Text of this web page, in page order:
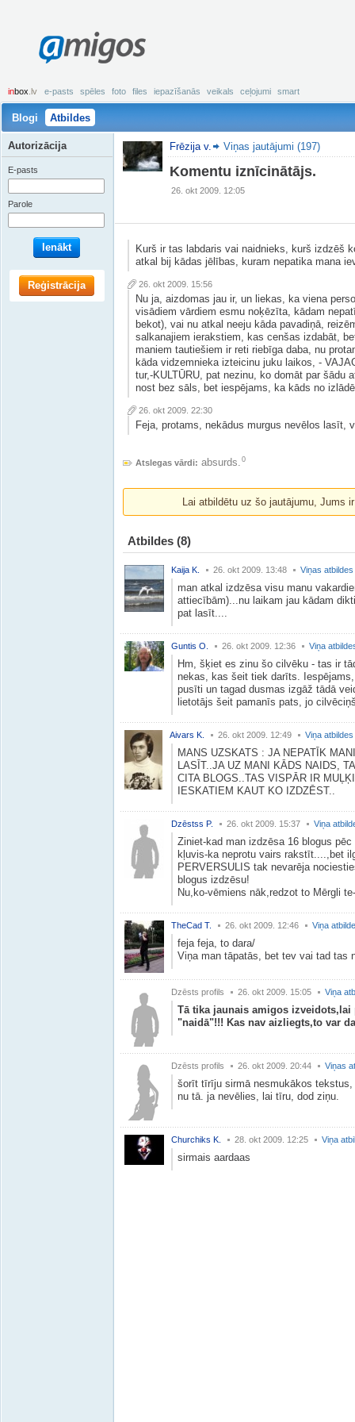
amigos
inbox .lv e-pasts spēles foto files iepazīšanās veikals ceļojumi smart
Blogi Atbildes
Frēzija v. Viņas jautājumi (197)
Komentu iznīcinātājs.
26. okt 2009. 12:05
Kurš ir tas labdaris vai naidnieks, kurš izdzēš
atkal bij kādas jēlības, kuram nepatika mana
26. okt 2009. 15:56
Nu ja, aizdomas jau ir, un liekas, ka viena
visādiem vārdiem esmu noķēzīta, kādam
bekot), vai nu atkal neeju kāda pavadiņā,
salkanajiem ierakstiem, kas cenšas izdabāt,
maniem tautiešiem ir reti riebīga daba, nu
kāda vidzemnieka izteicinu juku laikos, -
tur,-KULTŪRU, pat nezinu, ko domāt par šādu
nost bez sāls, bet iespējams, ka kāds no
26. okt 2009. 22:30
Feja, protams, nekādus murgus nevēlos lasīt,
Atslegas vārdi: absurds. 0
Lai atbildētu uz šo jautājumu, Jums
Atbildes (8)
Kaija K. 26. okt 2009. 13:48 Viņas atbildes
man atkal izdzēsa visu manu
attiecībām)...nu laikam jau kādam
pat lasīt....
Guntis O. 26. okt 2009. 12:36 Viņa
Hm, šķiet es zinu šo cilvēku - tas ir
nekas, kas šeit tiek darīts.
pusīti un tagad dusmas izgāž tādā
lietotājs šeit pamanīs pats, jo
Aivars K. 26. okt 2009. 12:49 Viņa atbildes
MANS UZSKATS : JA NEPATĪK
LASĪT..JA UZ MANI KĀDS NAIDS,
CITA BLOGS..TAS VISPĀR IR
IESKATIEM KAUT KO IZDZĒST..
Dzēstss P. 26. okt 2009. 15:37 Viņa
Ziniet-kad man izdzēsa 16 blogus
kļuvis-ka neprotu vairs rakstīt....,bet
PERVERSULIS tak nevarēja
blogus izdzēsu!
Nu,ko-vēmiens nāk,redzot to Mērgli
TheCad T. 26. okt 2009. 12:46 Viņa
feja feja, to dara/
Viņa man tāpatās, bet tev vai tad tas
Dzēsts profils 26. okt 2009. 15:05 Viņa
Tā tika jaunais amigos izveidots,lai
"naidā"!!! Kas nav aizliegts,to var
Dzēsts profils 26. okt 2009. 20:44 Viņas
šorīt tīrīju sirmā nesmukākos
nu tā. ja nevēlies, lai tīru, dod ziņu.
Churchiks K. 28. okt 2009. 12:25 Viņa
sirmais aardaas
Autorizācija
E-pasts
Parole
Ienākt
Reģistrācija